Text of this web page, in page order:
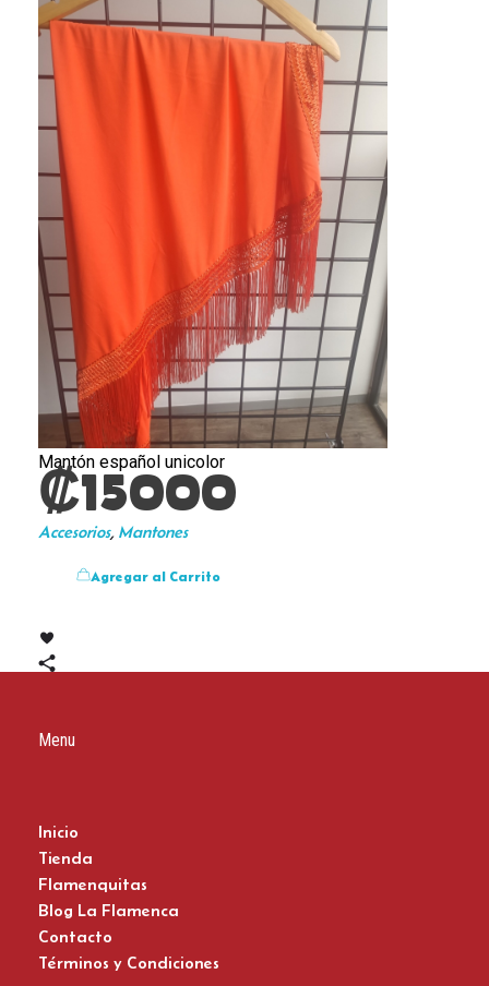
Mantón español unicolor
₡15000
Accesorios, Mantones
Agregar al Carrito
Menu
Inicio
Tienda
Flamenquitas
Blog La Flamenca
Contacto
Términos y Condiciones